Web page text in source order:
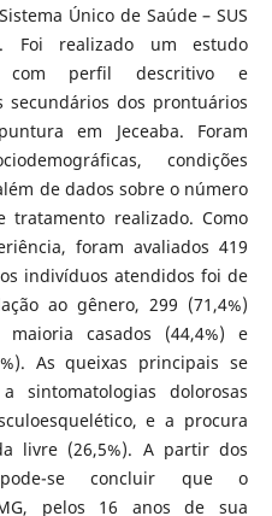
Único de Saúde – SUS
Foi realizado um estudo
com perfil descritivo e
dos prontuários
em Jeceaba. Foram
condições
de dados sobre o número
realizado. Como
foram avaliados 419
indivíduos atendidos foi de
ao gênero, 299 (71,4%)
casados (44,4%) e
As queixas principais se
sintomatologias dolorosas
e a procura
livre (26,5%). A partir dos
pode-se concluir que o
pelos 16 anos de sua